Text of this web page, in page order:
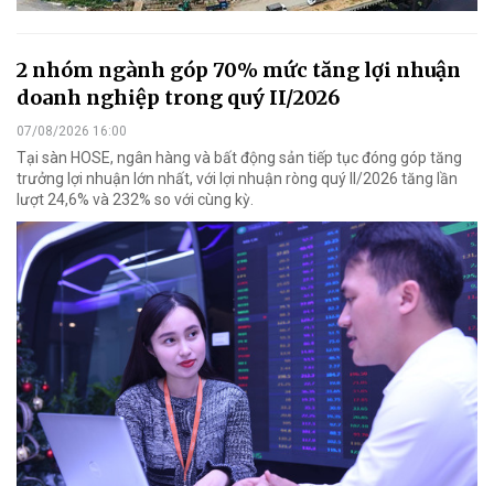
2 nhóm ngành góp 70% mức tăng lợi nhuận
doanh nghiệp trong quý II/2026
07/08/2026 16:00
Tại sàn HOSE, ngân hàng và bất động sản tiếp tục đóng góp tăng
trưởng lợi nhuận lớn nhất, với lợi nhuận ròng quý II/2026 tăng lần
lượt 24,6% và 232% so với cùng kỳ.